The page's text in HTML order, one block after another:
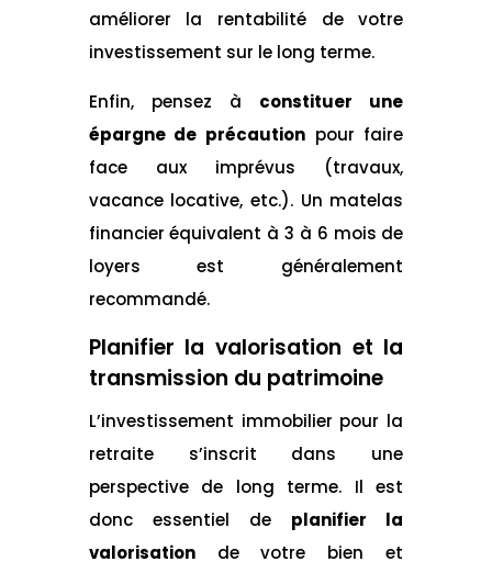
améliorer la rentabilité de votre
investissement sur le long terme.
Enfin, pensez à constituer une
épargne de précaution pour faire
face aux imprévus (travaux,
vacance locative, etc.). Un matelas
financier équivalent à 3 à 6 mois de
loyers est généralement
recommandé.
Planifier la valorisation et la
transmission du patrimoine
L’investissement immobilier pour la
retraite s’inscrit dans une
perspective de long terme. Il est
donc essentiel de planifier la
valorisationde votre bien et